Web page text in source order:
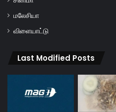
மலேசியா
விளையாட்டு
Last Modified Posts